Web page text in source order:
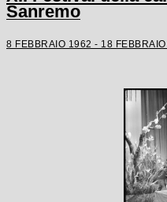
Sanremo
8 FEBBRAIO 1962 - 18